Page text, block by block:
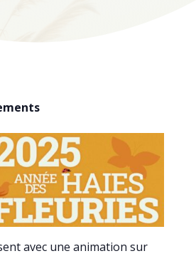
avec une animation sur